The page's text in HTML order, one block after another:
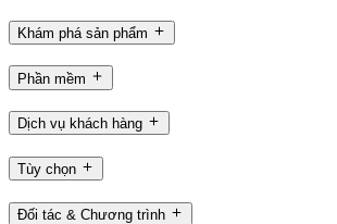
Khám phá sản phẩm
Phần mềm
Dịch vụ khách hàng
Tùy chọn
Đối tác & Chương trình